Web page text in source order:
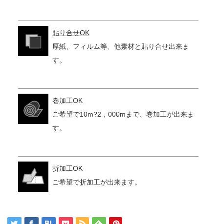
貼り合せOK
厚紙、フィルム等、他素材と貼り合せ出来ま
す。
巻加工OK
ご希望で10m?2，000mまで、巻加工が出来ま
す。
折加工OK
ご希望で折加工が出来ます。